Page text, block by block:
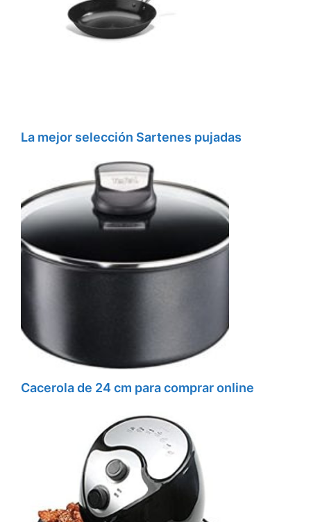
La mejor selección Sartenes pujadas
Cacerola de 24 cm para comprar online